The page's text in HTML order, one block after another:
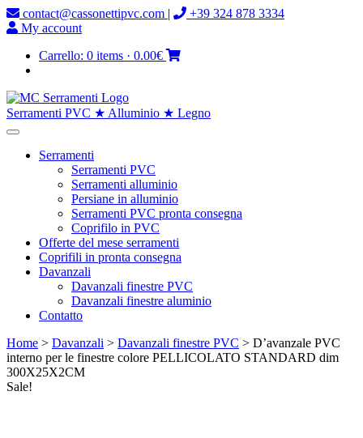
contact@cassonettipvc.com |
+39 324 878 3334
My account
Carrello: 0 items · 0.00€
Serramenti PVC ★ Alluminio ★ Legno
Serramenti
Serramenti PVC
Serramenti alluminio
Persiane in alluminio
Serramenti PVC pronta consegna
Coprifilo in PVC
Offerte del mese serramenti
Coprifili in pronta consegna
Davanzali
Davanzali finestre PVC
Davanzali finestre aluminio
Contatto
Home > Davanzali > Davanzali finestre PVC > D’avanzale PVC
interno per le finestre colore PELLICOLATO STANDARD dim
300X25X2CM
Sale!